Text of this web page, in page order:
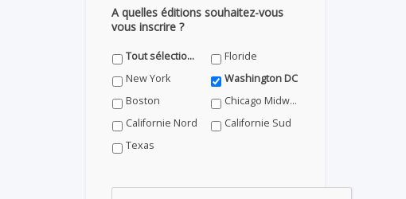
A quelles éditions souhaitez-vous
vous inscrire ?
Tout sélectionner
Floride
New York
Washington DC
Boston
Chicago Midwest
Californie Nord
Californie Sud
Texas